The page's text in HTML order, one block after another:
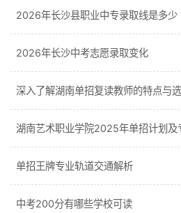
2026年长沙县职业中专录取线是多少
2026年长沙中考志愿录取变化
深入了解湖南单招复读教师的特点与
湖南艺术职业学院2025年单招计划及
单招王牌专业轨道交通解析
中考200分有哪些学校可读